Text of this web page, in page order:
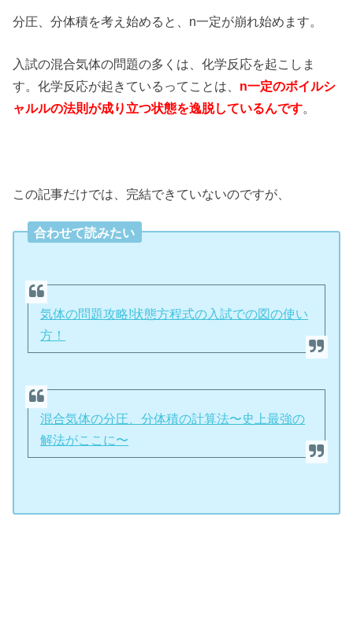
分圧、分体積を考え始めると、n一定が崩れ始めます。
入試の混合気体の問題の多くは、化学反応を起こしま
す。化学反応が起きているってことは、 n一定のボイルシ
ャルルの法則が成り立つ状態を逸脱しているんです。
この記事だけでは、完結できていないのですが、
合わせて読みたい
気体の問題攻略!状態方程式の入試での図の使い
方！
混合気体の分圧、分体積の計算法〜史上最強の
解法がここに〜